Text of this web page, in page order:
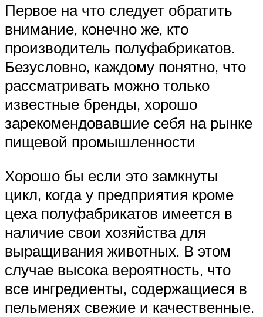
Первое на что следует обратить
внимание, конечно же, кто
производитель полуфабрикатов.
Безусловно, каждому понятно, что
рассматривать можно только
известные бренды, хорошо
зарекомендовавшие себя на рынке
пищевой промышленности
Хорошо бы если это замкнуты
цикл, когда у предприятия кроме
цеха полуфабрикатов имеется в
наличие свои хозяйства для
выращивания животных. В этом
случае высока вероятность, что
все ингредиенты, содержащиеся в
пельменях свежие и качественные.